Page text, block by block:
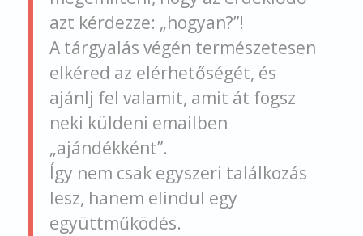
azt kérdezze: „hogyan?”!
A tárgyalás végén természetesen
elkéred az elérhetőségét, és
ajánlj fel valamit, amit át fogsz
neki küldeni emailben
„ajándékként”.
Így nem csak egyszeri találkozás
lesz, hanem elindul egy
együttműködés.